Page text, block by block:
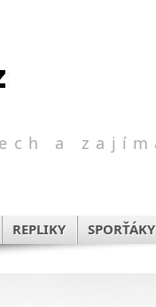
a
REPLIKY SPORŤÁKY